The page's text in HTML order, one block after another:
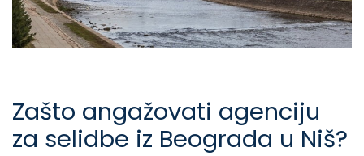
Zašto angažovati agenciju
za selidbe iz Beograda u Niš?